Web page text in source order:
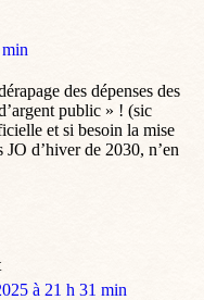
des dépenses des
public » ! (sic
et si besoin la mise
d’hiver de 2030, n’en
à 21 h 31 min